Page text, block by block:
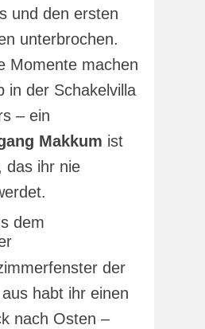
und den ersten
unterbrochen.
Momente machen
in der Schakelvilla
– ein
Makkum ist
das ihr nie
dem
der
habt ihr einen
nach Osten –